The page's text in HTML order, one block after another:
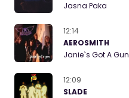
Jasna Paka
12:14
AEROSMITH
Janie`s Got A Gun
12:09
SLADE